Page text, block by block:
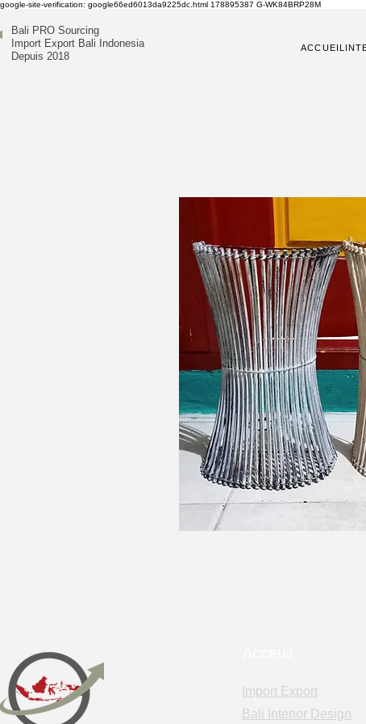
google-site-verification: google66ed6013da9225dc.html 178895387 G-WK84BRP28M
Bali PRO Sourcing
Import Export Bali Indonesia
Depuis 2018
ACCUEIL
Import Export
Bali Interior Design